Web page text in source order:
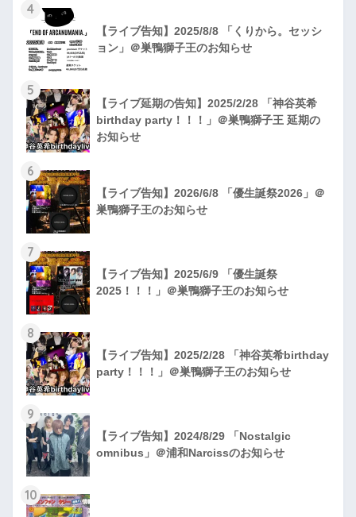
4
【ライブ告知】2025/8/8 「くりから。セッシ
ョン」＠巣鴨獅子王のお知らせ
5
【ライブ延期の告知】2025/2/28 「神谷英希
birthday party！！！」＠巣鴨獅子王 延期の
お知らせ
6
【ライブ告知】2026/6/8 「優生誕祭2026」＠
巣鴨獅子王のお知らせ
7
【ライブ告知】2025/6/9 「優生誕祭
2025！！！」＠巣鴨獅子王のお知らせ
8
【ライブ告知】2025/2/28 「神谷英希birthday
party！！！」＠巣鴨獅子王のお知らせ
9
【ライブ告知】2024/8/29 「Nostalgic
omnibus」＠浦和Narcissのお知らせ
10